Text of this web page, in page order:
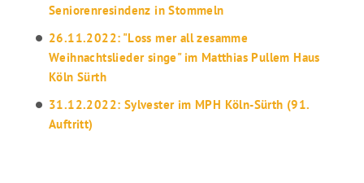
Seniorenresindenz in Stommeln
26.11.2022: "Loss mer all zesamme
Weihnachtslieder singe" im Matthias Pullem Haus
Köln Sürth
31.12.2022: Sylvester im MPH Köln-Sürth (91.
Auftritt)